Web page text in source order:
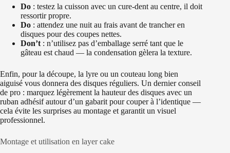
Do : testez la cuisson avec un cure-dent au centre, il doit
ressortir propre.
Do : attendez une nuit au frais avant de trancher en
disques pour des coupes nettes.
Don’t : n’utilisez pas d’emballage serré tant que le
gâteau est chaud — la condensation gèlera la texture.
Enfin, pour la découpe, la lyre ou un couteau long bien
aiguisé vous donnera des disques réguliers. Un dernier conseil
de pro : marquez légèrement la hauteur des disques avec un
ruban adhésif autour d’un gabarit pour couper à l’identique —
cela évite les surprises au montage et garantit un visuel
professionnel.
Montage et utilisation en layer cake